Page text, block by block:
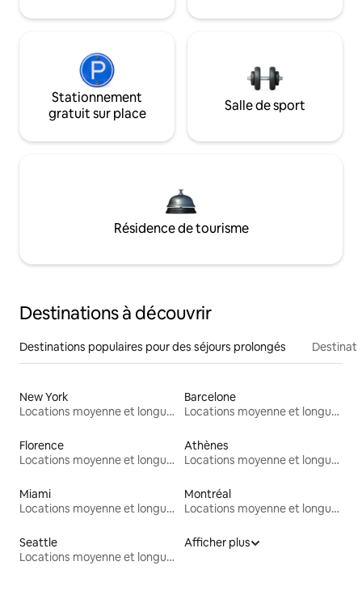
Stationnement
gratuit sur place
Salle de sport
Résidence de tourisme
Destinations à découvrir
Destinations populaires pour des séjours prolongés
New York
Locations moyenne et longue durée
Barcelone
Locations moyenne et longue durée
Florence
Locations moyenne et longue durée
Athènes
Locations moyenne et longue durée
Miami
Locations moyenne et longue durée
Montréal
Locations moyenne et longue durée
Seattle
Locations moyenne et longue durée
Afficher plus